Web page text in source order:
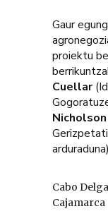
Gaur
proiektu
Cuellar
Nicholson
Cabo
Cajamarca